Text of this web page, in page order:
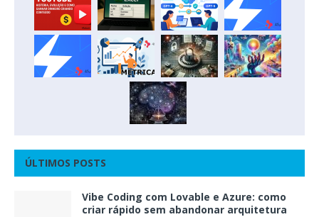
ÚLTIMOS POSTS
Vibe Coding com Lovable e Azure: como
criar rápido sem abandonar arquitetura